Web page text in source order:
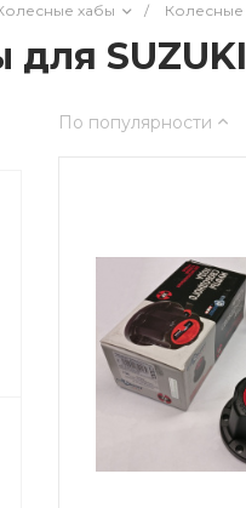
хабы / Колесные
SUZUKI
По популярности